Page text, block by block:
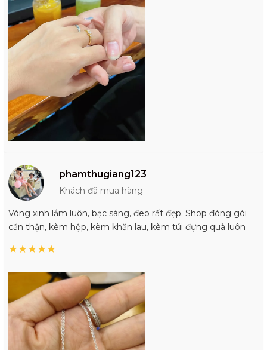
phamthugiang123
Khách đã mua hàng
Vòng xinh lắm luôn, bạc sáng, đeo rất đẹp. Shop đóng gói
cẩn thận, kèm hộp, kèm khăn lau, kèm túi đựng quà luôn
★★★★★